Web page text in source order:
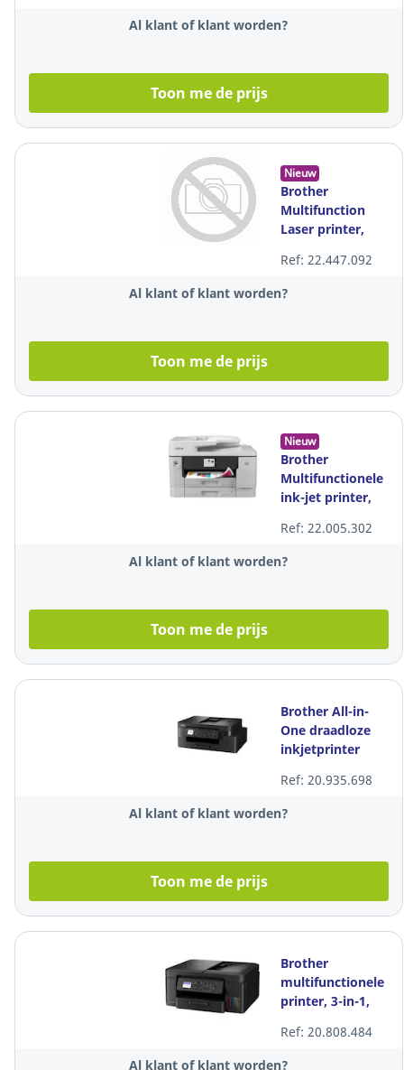
Al klant of klant worden?
Toon me de prijs
Nieuw
Brother
Multifunction
Laser printer,
Ref: 22.447.092
Al klant of klant worden?
Toon me de prijs
Nieuw
Brother
Multifunctionele
ink-jet printer,
Ref: 22.005.302
Al klant of klant worden?
Toon me de prijs
Brother All-in-
One draadloze
inkjetprinter
Ref: 20.935.698
Al klant of klant worden?
Toon me de prijs
Brother
multifunctionele
printer, 3-in-1,
Ref: 20.808.484
Al klant of klant worden?